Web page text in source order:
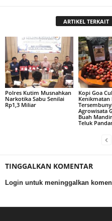
ARTIKEL TERKAIT
Polres Kutim Musnahkan
Narkotika Sabu Senilai
Rp1,3 Miliar
Kopi Goa
Kenikmatan
Agrowisata
Buah
Teluk
TINGGALKAN KOMENTAR
Login untuk meninggalkan